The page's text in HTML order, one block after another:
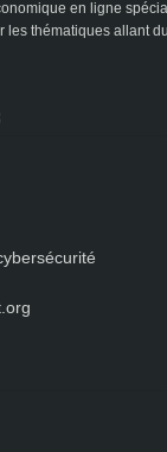
en ligne
les thématiques allant